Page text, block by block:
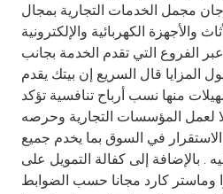
Germany
Malaysia
Turkey
Egypt
مجمل الخدمات التجارية بمجال
والأجهزة الكهربائية والإلكترونية
عبر الفروع التي تقدم الخدمة بجانب
المزايا قال السريع إن بيتك يقدم
منها نسب أرباح تنافسية تؤكد
لعمل المؤسسات التجارية وحرصه
في السوق بما يخدم جميع
. بالإضافة إلى كفالة التمويل على
وماستر كارد مجانا حسب الضوابط